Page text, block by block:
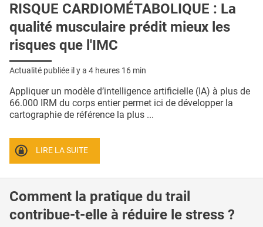
RISQUE CARDIOMÉTABOLIQUE : La
qualité musculaire prédit mieux les
risques que l'IMC
Actualité publiée il y a 4 heures 16 min
Appliquer un modèle d’intelligence artificielle (IA) à plus de
66.000 IRM du corps entier permet ici de développer la
cartographie de référence la plus ...
LIRE LA SUITE
Comment la pratique du trail
contribue-t-elle à réduire le stress ?